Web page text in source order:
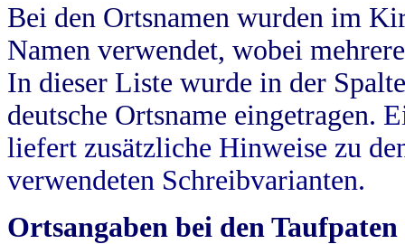
Bei den Ortsnamen wurden im
Namen verwendet, wobei
In dieser Liste wurde in der
deutsche Ortsname eingetragen.
liefert zusätzliche Hinweise zu
verwendeten Schreibvarianten.
Ortsangaben bei den Taufpaten